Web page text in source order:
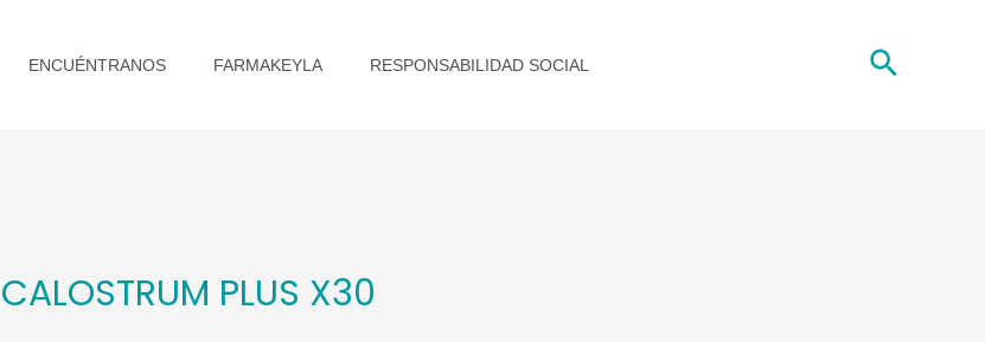
ENCUÉNTRANOS FARMAKEYLA RESPONSABILIDAD SOCIAL Buscar
CALOSTRUM PLUS X30